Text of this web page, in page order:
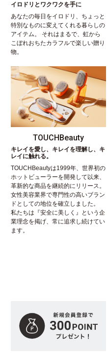
イロドリとワクワクを手に
あなたの毎日をイロドリ、ちょっと
特別なものに変えてくれる暮らしの
アイテム。 それはまるで、虹から
こぼれおちたカラフルで楽しい贈り
物。
TOUCHBeauty
キレイを愛し、キレイを理解し、キ
レイに触れる。
TOUCHBeautyは1999年、世界初の
ホットビューラーを開発して以来、
革新的な商品を継続的にリリース。
女性美容業界で専門性の高いブラン
ドとしての地位を確立しました。
私たちは『安全に美しく』という企
業理念を掲げ、常に追求し続けてい
ます。